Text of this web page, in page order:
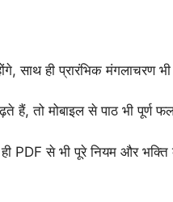
साथ ही प्रारंभिक मंगलाचरण
तो मोबाइल से पाठ भी पूर्ण
PDF से भी पूरे नियम और